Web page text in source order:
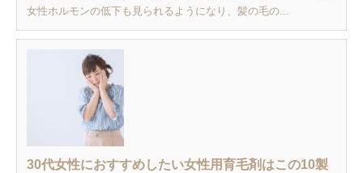
女性ホルモンの低下も見られるようになり、髪の毛の...
30代女性におすすめしたい女性用育毛剤はこの10製